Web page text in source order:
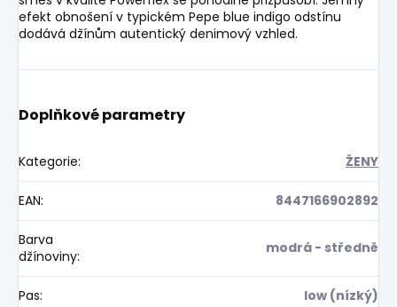
efekt obnošení v typickém Pepe blue indigo odstínu
dodává džínům autentický denimový vzhled.
Doplňkové parametry
Kategorie: ŽENY
EAN: 8447166902892
Barva
džínoviny: modrá - středně
Pas: low (nízký)